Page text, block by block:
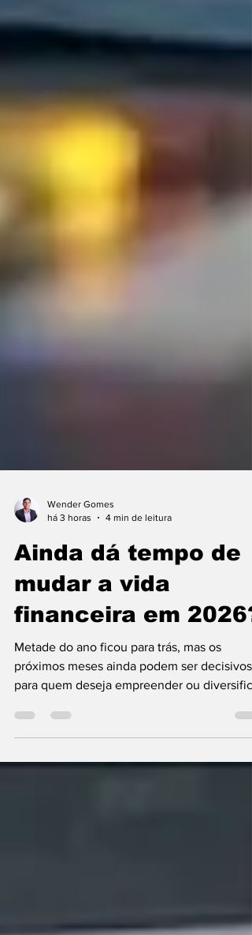
Wender Gomes
Ainda dá tempo de
mudar a vida
Metade do ano ficou para trás, mas os
próximos meses ainda podem ser decisivos
a renda Ainda faltam cinco meses para 2026
chegar ao fim, tempo suficiente para quem
pretende reorganizar as finanças, começar